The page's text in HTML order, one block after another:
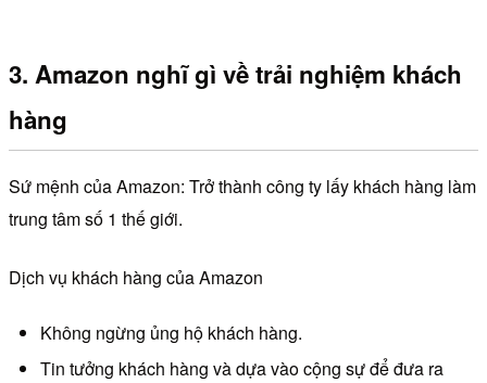
3. Amazon nghĩ gì về trải nghiệm khách
hàng
Sứ mệnh của Amazon: Trở thành công ty lấy khách hàng làm
trung tâm số 1 thế giới.
Dịch vụ khách hàng của Amazon
Không ngừng ủng hộ khách hàng.
Tin tưởng khách hàng và dựa vào cộng sự để đưa ra